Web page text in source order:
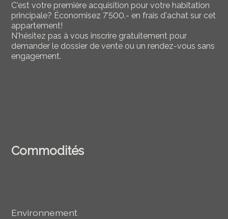
C'est votre première acquisition pour votre habitation
principale? Économisez 7'500.- en frais d'achat sur cet
appartement!
N'hésitez pas à vous inscrire gratuitement pour
demander le dossier de vente ou un rendez-vous sans
engagement.
Commodités
Environnement